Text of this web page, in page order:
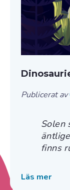
Publicerat av
Solen
finns
Läs mer